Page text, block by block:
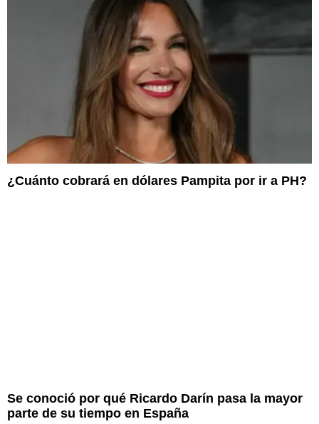
¿Cuánto cobrará en dólares Pampita por ir a PH?
Se conoció por qué Ricardo Darín pasa la mayor
parte de su tiempo en España